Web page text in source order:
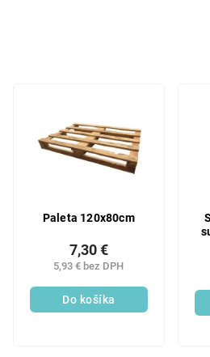
Paleta 120x80cm
5,93 € bez DPH
7,30 €
Do košíka